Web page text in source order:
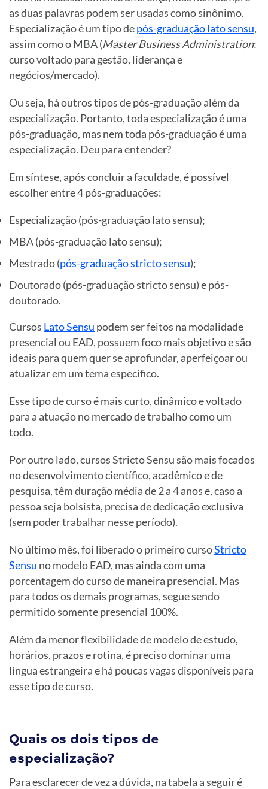
as duas palavras podem ser usadas como sinônimo.
Especialização é um tipo depós-graduação lato sensu,
assim como o MBA (Master Business Administration:
curso voltado para gestão, liderança e
negócios/mercado).
Ou seja, há outros tipos de pós-graduação além da
especialização. Portanto, toda especialização é uma
pós-graduação, mas nem toda pós-graduação é uma
especialização. Deu para entender?
Em síntese, após concluir a faculdade, é possível
escolher entre 4 pós-graduações:
Especialização (pós-graduação lato sensu);
MBA (pós-graduação lato sensu);
Mestrado (pós-graduação stricto sensu);
Doutorado (pós-graduação stricto sensu) e pós-
doutorado.
Cursos Lato Sensu podem ser feitos na modalidade
presencial ou EAD, possuem foco mais objetivo e são
ideais para quem quer se aprofundar, aperfeiçoar ou
atualizar em um tema específico.
Esse tipo de curso é mais curto, dinâmico e voltado
para a atuação no mercado de trabalho como um
todo.
Por outro lado, cursos Stricto Sensu são mais focados
no desenvolvimento científico, acadêmico e de
pesquisa, têm duração média de 2 a 4 anos e, caso a
pessoa seja bolsista, precisa de dedicação exclusiva
(sem poder trabalhar nesse período).
No último mês, foi liberado o primeiro cursoStricto
Sensu no modelo EAD, mas ainda com uma
porcentagem do curso de maneira presencial. Mas
para todos os demais programas, segue sendo
permitido somente presencial 100%.
Além da menor flexibilidade de modelo de estudo,
horários, prazos e rotina, é preciso dominar uma
língua estrangeira e há poucas vagas disponíveis para
esse tipo de curso.
Quais os dois tipos de
especialização?
Para esclarecer de vez a dúvida, na tabela a seguir é